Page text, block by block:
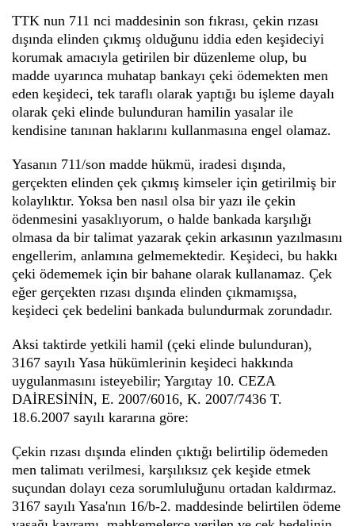
TTK nun 711 nci maddesinin son fıkrası, çekin rızası
dışında elinden çıkmış olduğunu iddia eden keşideciyi
korumak amacıyla getirilen bir düzenleme olup, bu
madde uyarınca muhatap bankayı çeki ödemekten men
eden keşideci, tek taraflı olarak yaptığı bu işleme dayalı
olarak çeki elinde bulunduran hamilin yasalar ile
kendisine tanınan haklarını kullanmasına engel olamaz.
Yasanın 711/son madde hükmü, iradesi dışında,
gerçekten elinden çek çıkmış kimseler için getirilmiş bir
kolaylıktır. Yoksa ben nasıl olsa bir yazı ile çekin
ödenmesini yasaklıyorum, o halde bankada karşılığı
olmasa da bir talimat yazarak çekin arkasının yazılmasını
engellerim, anlamına gelmemektedir. Keşideci, bu hakkı
çeki ödememek için bir bahane olarak kullanamaz. Çek
eğer gerçekten rızası dışında elinden çıkmamışsa,
keşideci çek bedelini bankada bulundurmak zorundadır.
Aksi taktirde yetkili hamil (çeki elinde bulunduran),
3167 sayılı Yasa hükümlerinin keşideci hakkında
uygulanmasını isteyebilir; Yargıtay 10. CEZA
DAİRESİNİN, E. 2007/6016, K. 2007/7436 T.
18.6.2007 sayılı kararına göre:
Çekin rızası dışında elinden çıktığı belirtilip ödemeden
men talimatı verilmesi, karşılıksız çek keşide etmek
suçundan dolayı ceza sorumluluğunu ortadan kaldırmaz.
3167 sayılı Yasa'nın 16/b-2. maddesinde belirtilen ödeme